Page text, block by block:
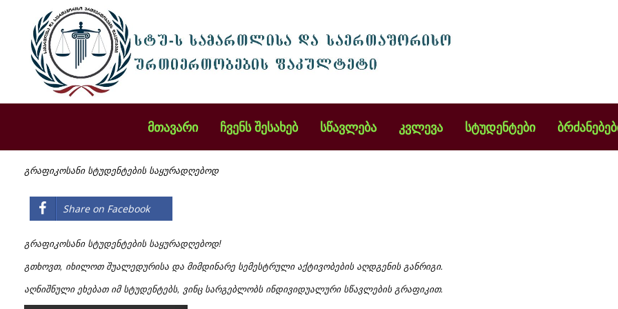
მთავარი ჩვენს შესახებ სწავლება კვლევა სტუდენტები
გრაფიკოსანი სტუდენტების საყურადღებოდ
Share on Facebook
გრაფიკოსანი სტუდენტების საყურადღებოდ!
გთხოვთ, იხილოთ შუალედურისა და მიმდინარე სემესტრული აქტივობების აღდგენის განრიგი.
აღნიშნული ეხებათ იმ სტუდენტებს, ვინც სარგებლობს ინდივიდუალური სწავლების გრაფიკით.